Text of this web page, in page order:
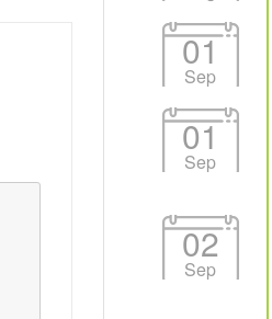
01
Sep
01
Sep
02
Sep